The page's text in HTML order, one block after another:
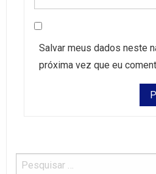
Salvar meus dados neste
próxima vez que eu